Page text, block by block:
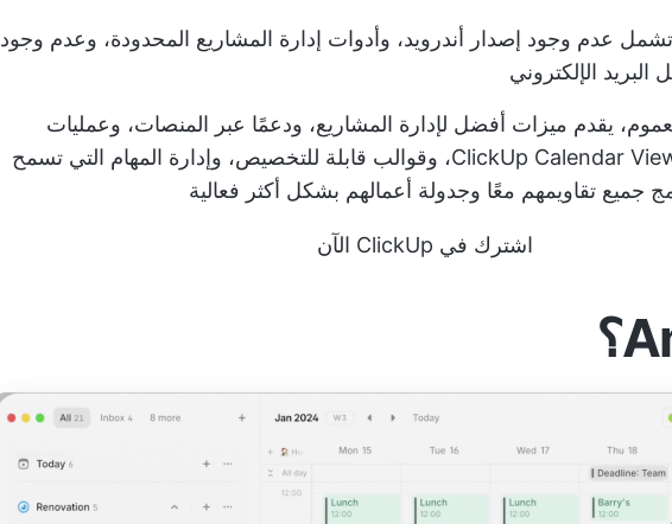
تشمل عدم وجود إصدار أندرويد، وأدوات إدارة المشاريع المحدودة، وعدم وجود
البريد الإلكتروني
يقدم ميزات أفضل لإدارة المشاريع، ودعمًا عبر المنصات، وعمليات
تكامل. يتضمن ClickUp Calendar View، وقوالب قابلة للتخصيص، وإدارة المهام التي تسمح
جميع تقاويمهم معًا وجدولة أعمالهم بشكل أكثر فعالية
اشترك في ClickUp الآن